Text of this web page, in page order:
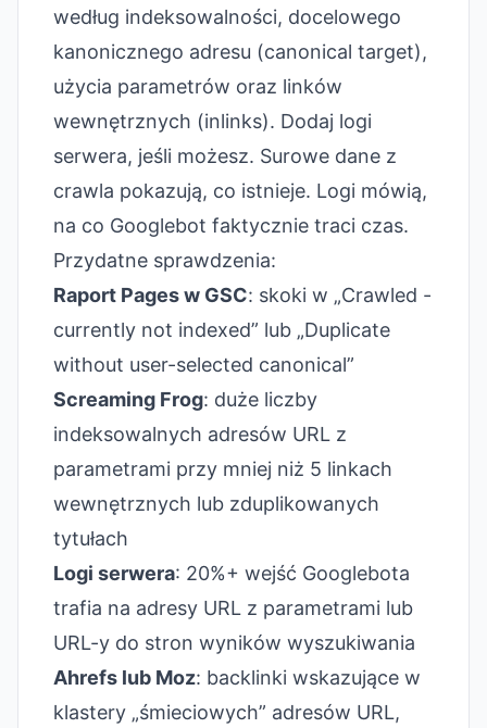
według indeksowalności, docelowego
kanonicznego adresu (canonical target),
użycia parametrów oraz linków
wewnętrznych (inlinks). Dodaj logi
serwera, jeśli możesz. Surowe dane z
crawla pokazują, co istnieje. Logi mówią,
na co Googlebot faktycznie traci czas.
Przydatne sprawdzenia:
Raport Pages w GSC: skoki w „Crawled -
currently not indexed” lub „Duplicate
without user-selected canonical”
Screaming Frog: duże liczby
indeksowalnych adresów URL z
parametrami przy mniej niż 5 linkach
wewnętrznych lub zduplikowanych
tytułach
Logi serwera: 20%+ wejść Googlebota
trafia na adresy URL z parametrami lub
URL-y do stron wyników wyszukiwania
Ahrefs lub Moz: backlinki wskazujące w
klastery „śmieciowych” adresów URL,